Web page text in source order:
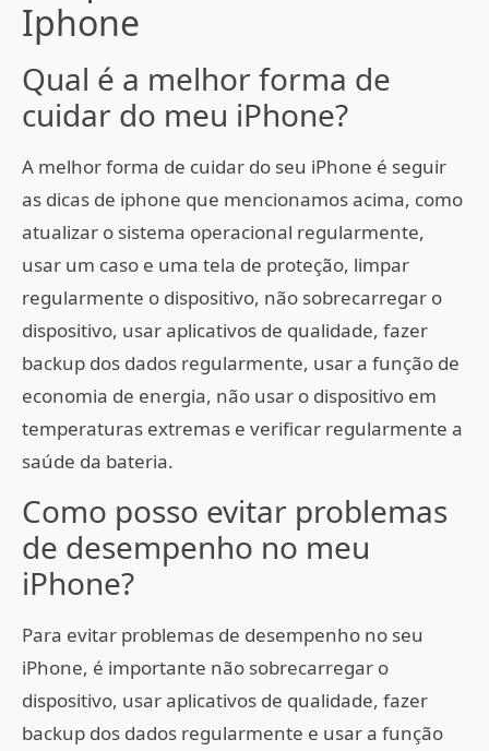
Iphone
Qual é a melhor forma de
cuidar do meu iPhone?
A melhor forma de cuidar do seu iPhone é seguir
as dicas de iphone que mencionamos acima, como
atualizar o sistema operacional regularmente,
usar um caso e uma tela de proteção, limpar
regularmente o dispositivo, não sobrecarregar o
dispositivo, usar aplicativos de qualidade, fazer
backup dos dados regularmente, usar a função de
economia de energia, não usar o dispositivo em
temperaturas extremas e verificar regularmente a
saúde da bateria.
Como posso evitar problemas
de desempenho no meu
iPhone?
Para evitar problemas de desempenho no seu
iPhone, é importante não sobrecarregar o
dispositivo, usar aplicativos de qualidade, fazer
backup dos dados regularmente e usar a função